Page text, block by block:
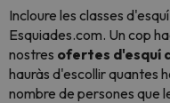
Incloure les classes
Esquiades.com. Un cop
nostres ofertes d'esquí
hauràs d'escollir quantes
nombre de persones que